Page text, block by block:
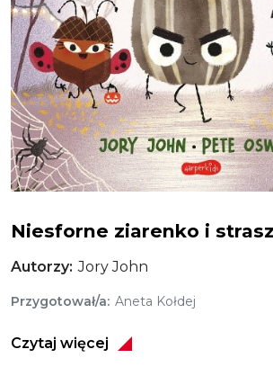
Niesforne ziarenko i
Autorzy Jory John
Przygotował/a Aneta Kołdej
Czytaj więcej